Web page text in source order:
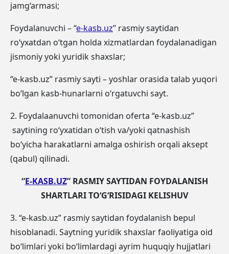
jamg‘armasi;
Foydalanuvchi – “e-kasb.uz” rasmiy saytidan
ro‘yxatdan o‘tgan holda xizmatlardan foydalanadigan
jismoniy yoki yuridik shaxslar;
“e-kasb.uz” rasmiy sayti – yoshlar orasida talab yuqori
bo‘lgan kasb-hunarlarni o‘rgatuvchi sayt.
2. Foydalaanuvchi tomonidan oferta “e-kasb.uz”
saytining ro‘yxatidan o‘tish va/yoki qatnashish
bo‘yicha harakatlarni amalga oshirish orqali aksept
(qabul) qilinadi.
“E-KASB.UZ” RASMIY SAYTIDAN FOYDALANISH
SHARTLARI TO‘G‘RISIDAGI KELISHUV
3. “e-kasb.uz” rasmiy saytidan foydalanish bepul
hisoblanadi. Saytning yuridik shaxslar faoliyatiga oid
bo‘limlari yoki bo‘limlardagi ayrim huquqiy hujjatlari